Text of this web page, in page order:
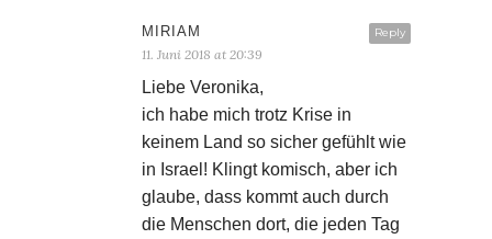
Reply
MIRIAM
11. Juni 2018 at 20:39
Liebe Veronika,
ich habe mich trotz Krise in
keinem Land so sicher gefühlt wie
in Israel! Klingt komisch, aber ich
glaube, dass kommt auch durch
die Menschen dort, die jeden Tag